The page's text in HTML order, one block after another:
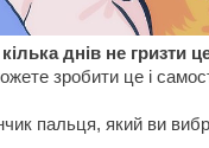
днів не гризти
зробити це і
пальця, який ви